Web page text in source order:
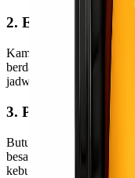
2. Estimasi Waktu
Kami membantu kamu
berdasarkan rute dan
jadwal produksi dan
3. Pilihan Moda
Butuh cepat? Bisa via
besar? Bisa via darat
kebutuhan dan budget